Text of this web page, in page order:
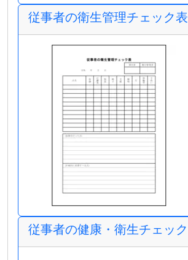
従事者の衛生管理チェック表
従事者の健康・衛生チェック